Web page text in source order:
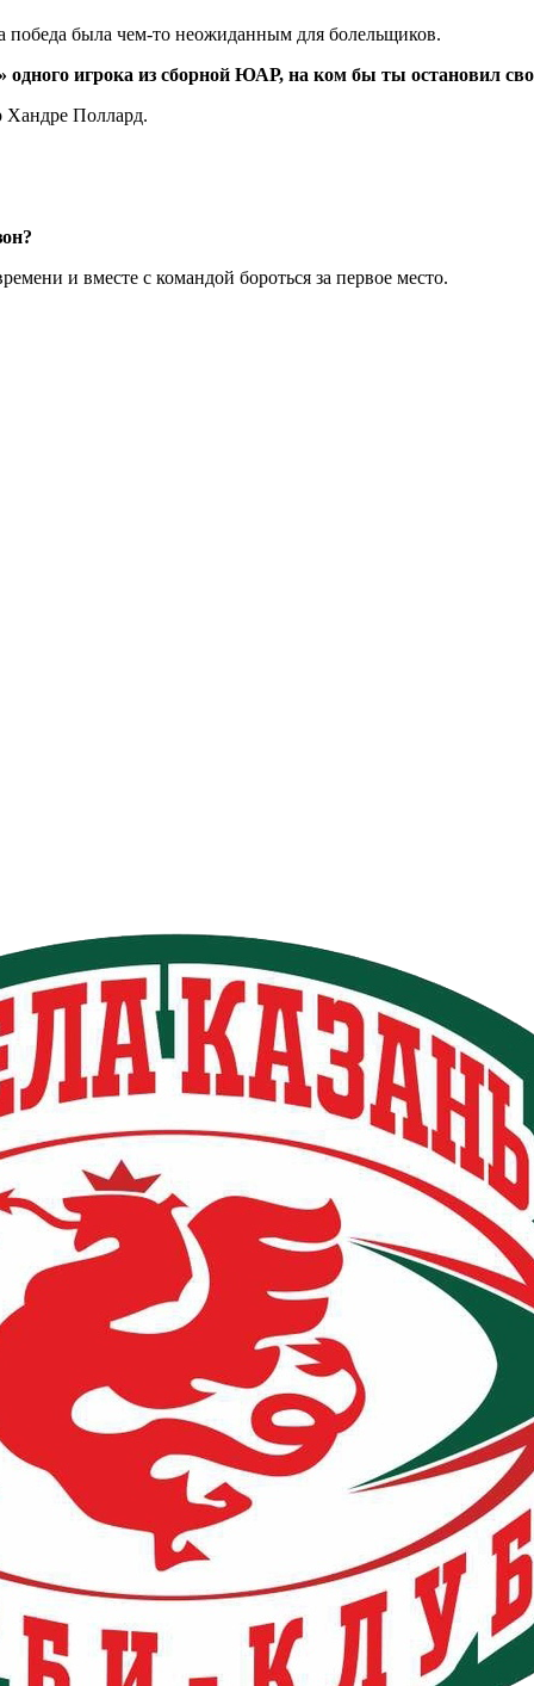
победа была чем-то неожиданным для болельщиков.
игрока из сборной ЮАР, на ком бы ты остановил
Хандре Поллард.
и вместе с командой бороться за первое место.